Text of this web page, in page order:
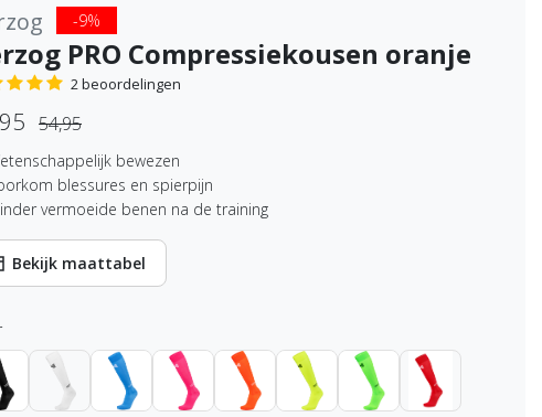
-9%
PRO Compressiekousen oranje
2 beoordelingen
54,95
bewezen
blessures en spierpijn
vermoeide benen na de training
Bekijk maattabel